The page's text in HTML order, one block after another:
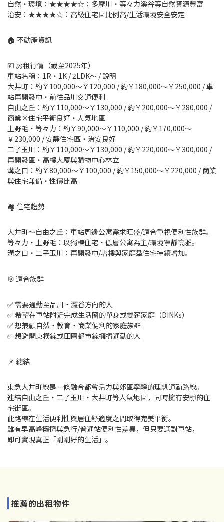
自然・環境：★★★★☆：多摩川・等々力溪谷等自然資源豐富
治安：★★★★☆：高級住宅區比例高/生活環境安全安定
🏠 不動產資訊
💴 房租行情（截至2025年）
車站名稱：1R・1K / 2LDK〜 / 說明
大井町：約￥100,000〜￥120,000 / 約￥180,000〜￥250,000 / 車
站再開發中・前往品川交通便利
自由之丘：約￥110,000〜￥130,000 / 約￥200,000〜￥280,000 /
商業×住宅平衡良好・人氣地區
上野毛・等々力：約￥90,000〜￥110,000 / 約￥170,000〜
￥230,000 / 安靜住宅區・治安良好
二子玉川：約￥110,000〜￥130,000 / 約￥220,000〜￥300,000 /
再開發區・高樓大廈與購物中心林立
溝之口：約￥80,000〜￥100,000 / 約￥150,000〜￥220,000 / 商業
與住宅兼備・性價比高
🏘 住宅趨勢
大井町〜自由之丘：車站周邊公寓需求旺盛/適合重視便利性族群。
等々力・上野毛：以獨棟住宅・低層公寓為主/環境寧靜高雅。
溝之口・二子玉川：再開發中/塔樓與家庭型住宅持續增加。
🎯 適合族群
✅ 需要通勤至品川・澀谷方向的人
✅ 希望在車站附近完成生活圈的單身或雙薪家庭（DINKs）
✅ 想兼顧自然・教育・商業便利的家庭族群
✅ 想避開東橫線或田園都市線擁擠通勤的人
📌 總結
東急大井町線是一條融合都會活力與郊區寧靜的理想通勤路線。
連結自由之丘・二子玉川・大井町等人氣地區，同時擁有安靜的住
宅街區。
此路線在生活便利性與居住舒適度之間取得完美平衡。
雖有早高峰擁擠與急行/普通站便利性差異，但只要選對車站，
即可實現真正「剛剛好的生活」。
推薦的出租物件